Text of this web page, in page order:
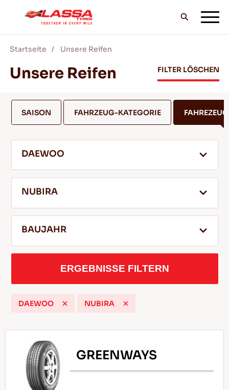
ALLE LASSA REIFEN
BLOG & VIDEOS
SERVICE & HILFE
Tipps für das Fahren im Schnee
WEITERLESEN
Startseite Unsere Reifen
Unsere Reifen FILTER LÖSCHEN
SAISON FAHRZEUG-KATEGORIE
DAEWOO
NUBIRA
BAUJAHR
ERGEBNISSE FILTERN
DAEWOO NUBIRA
GREENWAYS